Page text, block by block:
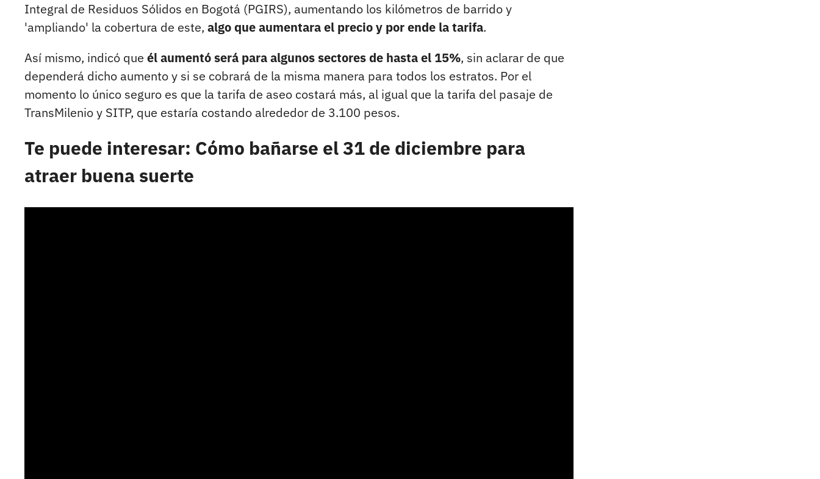
Integral de Residuos Sólidos en Bogotá (PGIRS), aumentando los kilómetros de barrido y
'ampliando' la cobertura de este, algo que aumentara el precio y por ende la tarifa.
Así mismo, indicó que él aumentó será para algunos sectores de hasta el 15%, sin aclarar de que
dependerá dicho aumento y si se cobrará de la misma manera para todos los estratos. Por el
momento lo único seguro es que la tarifa de aseo costará más, al igual que la tarifa del pasaje de
TransMilenio y SITP, que estaría costando alrededor de 3.100 pesos.
Te puede interesar: Cómo bañarse el 31 de diciembre para
atraer buena suerte